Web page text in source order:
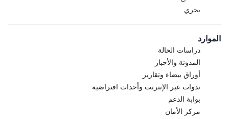
بحري
الموارد
دراسات الحالة
المدونة والأخبار
أوراق بيضاء وتقارير
ندوات عبر الإنترنت وأحداث افتراضية
بوابة الدعم
مركز الأمان